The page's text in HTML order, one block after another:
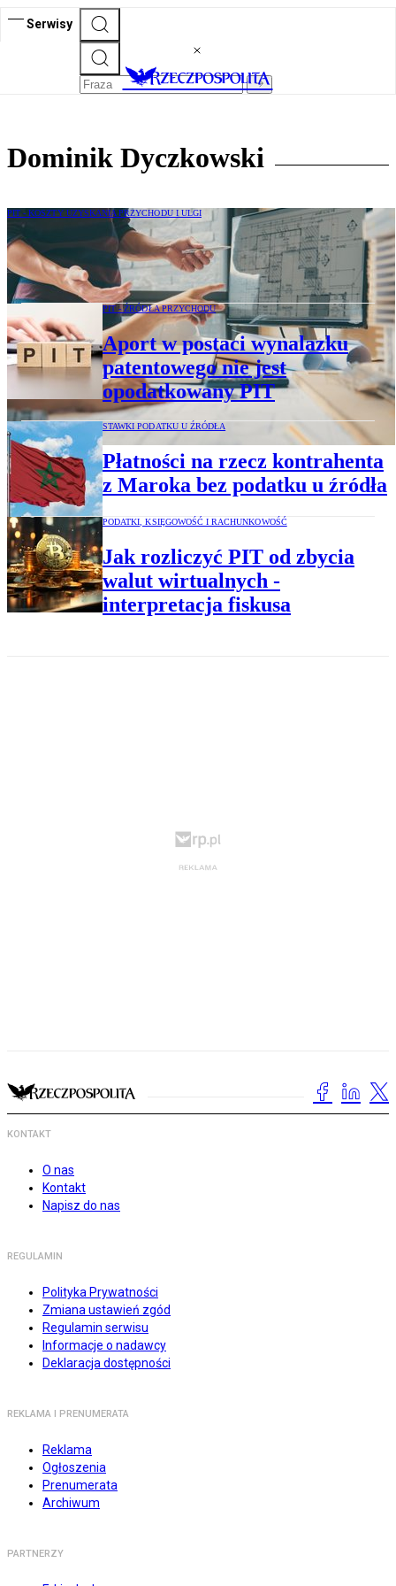
Serwisy
Dominik Dyczkowski
PIT - KOSZTY UZYSKANIA PRZYCHODU I ULGI
Projektowanie instalacji automatyki
budynkowej jest działalnością twórczą
PIT - ŹRÓDŁA PRZYCHODU
Aport w postaci wynalazku
patentowego nie jest
opodatkowany PIT
STAWKI PODATKU U ŹRÓDŁA
Płatności na rzecz kontrahenta
z Maroka bez podatku u źródła
PODATKI, KSIĘGOWOŚĆ I RACHUNKOWOŚĆ
Jak rozliczyć PIT od zbycia
walut wirtualnych -
interpretacja fiskusa
KONTAKT
O nas
Kontakt
Napisz do nas
REGULAMIN
Polityka Prywatności
Zmiana ustawień zgód
Regulamin serwisu
Informacje o nadawcy
Deklaracja dostępności
REKLAMA I PRENUMERATA
Reklama
Ogłoszenia
Prenumerata
Archiwum
PARTNERZY